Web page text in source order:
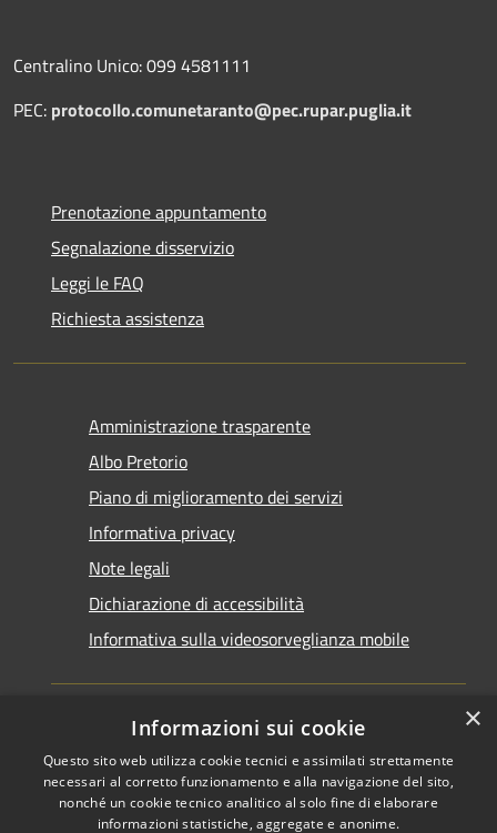
Centralino Unico: 099 4581111
PEC: protocollo.comunetaranto@pec.rupar.puglia.it
Prenotazione appuntamento
Segnalazione disservizio
Leggi le FAQ
Richiesta assistenza
Amministrazione trasparente
Albo Pretorio
Piano di miglioramento dei servizi
Informativa privacy
Note legali
Dichiarazione di accessibilità
Informativa sulla videosorveglianza mobile
RSS
Accessibilità
Copyright © 2026 • Comune di
Taranto • Powered by
×
Informazioni sui cookie
Questo sito web utilizza cookie tecnici e assimilati strettamente
necessari al corretto funzionamento e alla navigazione del sito,
nonché un cookie tecnico analitico al solo fine di elaborare
informazioni statistiche, aggregate e anonime.